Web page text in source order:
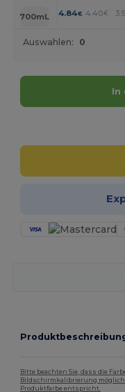
700mL 4.84€ 4.40€
Auswahlen: 0
In
Bitte beachten Sie, dass die
Bildschirmkalibrierung
Produktfarbe entspricht.